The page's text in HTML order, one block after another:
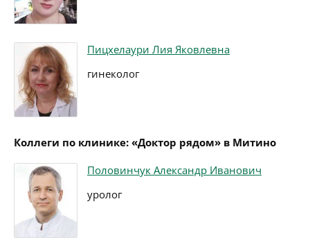
Пицхелаури Лия Яковлевна
гинеколог
Коллеги по клинике: «Доктор рядом» в Митино
Половинчук Александр Иванович
уролог